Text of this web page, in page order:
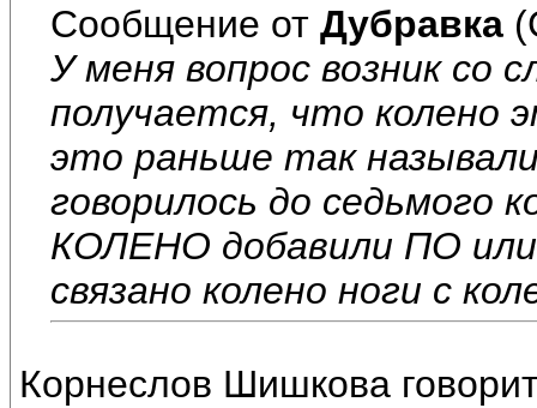
Сообщение от Дубравка
У меня вопрос возник
получается, что колено
это раньше так
говорилось до седьмого
КОЛЕНО добавили ПО или
связано колено ноги с
Корнеслов Шишкова